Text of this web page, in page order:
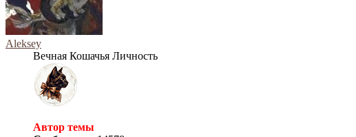
Aleksey
Вечная Кошачья Личность
Автор темы